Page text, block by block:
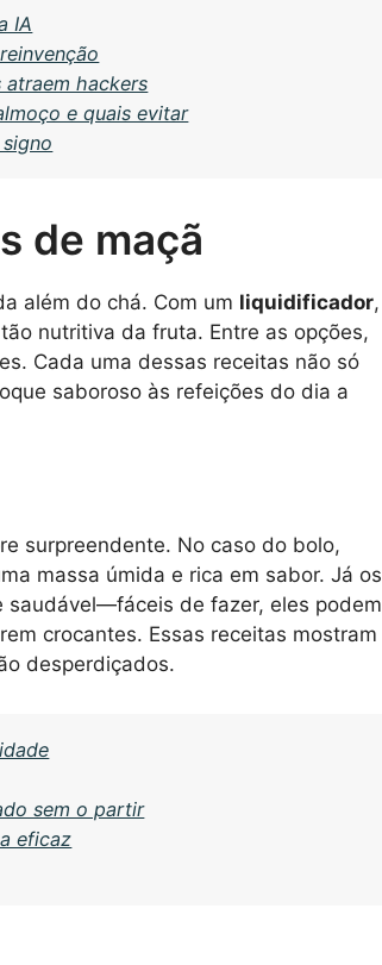
IA
atraem hackers
e quais evitar
de maçã
além do chá. Com um liquidificador,
nutritiva da fruta. Entre as opções,
Cada uma dessas receitas não só
saboroso às refeições do dia a
surpreendente. No caso do bolo,
massa úmida e rica em sabor. Já os
saudável—fáceis de fazer, eles podem
crocantes. Essas receitas mostram
desperdiçados.
sem o partir
eficaz